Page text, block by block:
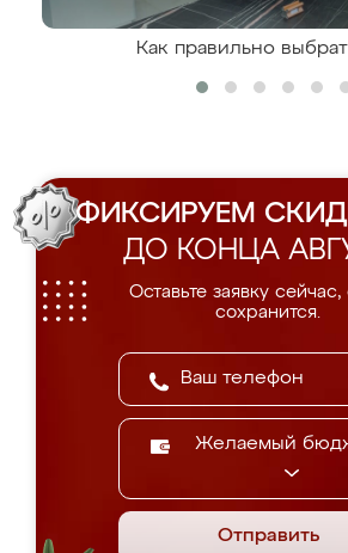
Как правильно
ФИКСИРУЕМ
ДО КОНЦА
Оставьте заявку сейчас,
сохранится.
Желаемый
Отправить